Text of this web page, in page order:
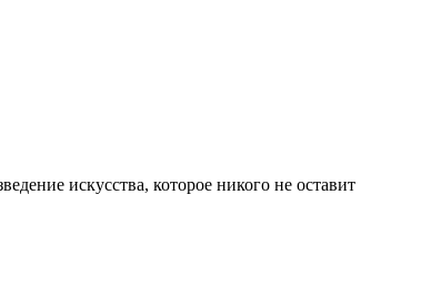
искусства, которое никого не оставит